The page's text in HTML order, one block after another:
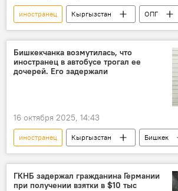
иностранец Кыргызстан
ОПГ
ГКНБ
мигранты
Нелегал
задержание
Бишкекчанка возмутилась, что
иностранец в автобусе трогал ее
дочерей. Его задержали
16 октября 2025, 14:43
иностранец Кыргызстан
Бишкек
автобус
домогательство
задержание
ГКНБ задержал гражданина Германии
при получении взятки в $10 тыс